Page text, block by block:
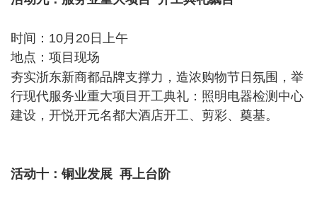
时间：10月20日上午
地点：项目现场
夯实浙东新商都品牌支撑力，造浓购物节日氛围，举
行现代服务业重大项目开工典礼：照明电器检测中心
建设，开悦开元名都大酒店开工、剪彩、奠基。
活动十：铜业发展 再上台阶